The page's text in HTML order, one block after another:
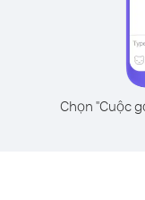
Chọn "Cuộc